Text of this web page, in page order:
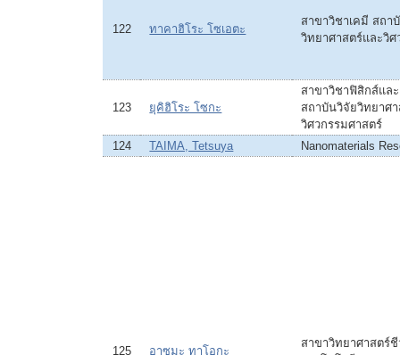
122 ทาคาฮิโระ โซเอตะ
สาขาวิชาเคมี สถา
วิทยาศาสตร์และวิ
123 ยุคิฮิโระ โซกะ
สาขาวิชาฟิสิกส์แล
สถาบันวิจัยวิทยาศ
วิศวกรรมศาสตร์
124
TAIMA, Tetsuya Nanomaterials
125 อาซุมะ ทาโอกะ
สาขาวิทยาศาสตร์